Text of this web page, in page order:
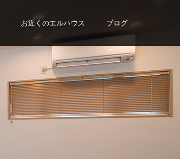
お近くのエルハウス ブログ